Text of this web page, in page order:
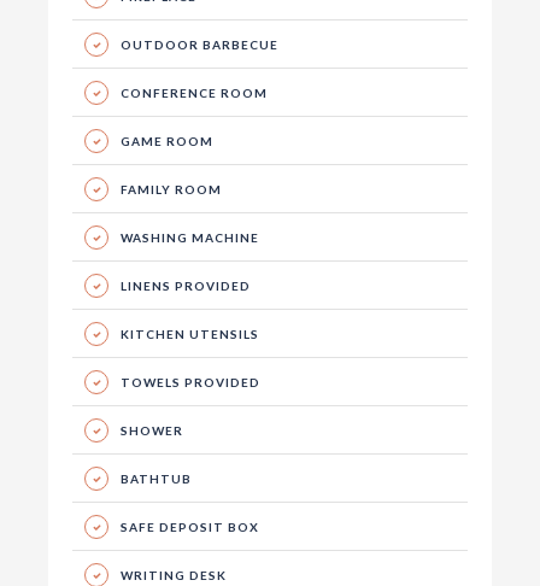
OUTDOOR BARBECUE
CONFERENCE ROOM
GAME ROOM
FAMILY ROOM
WASHING MACHINE
LINENS PROVIDED
KITCHEN UTENSILS
TOWELS PROVIDED
SHOWER
BATHTUB
SAFE DEPOSIT BOX
WRITING DESK